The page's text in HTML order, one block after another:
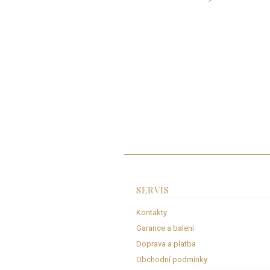
SERVIS
Kontakty
Garance a balení
Doprava a platba
Obchodní podmínky